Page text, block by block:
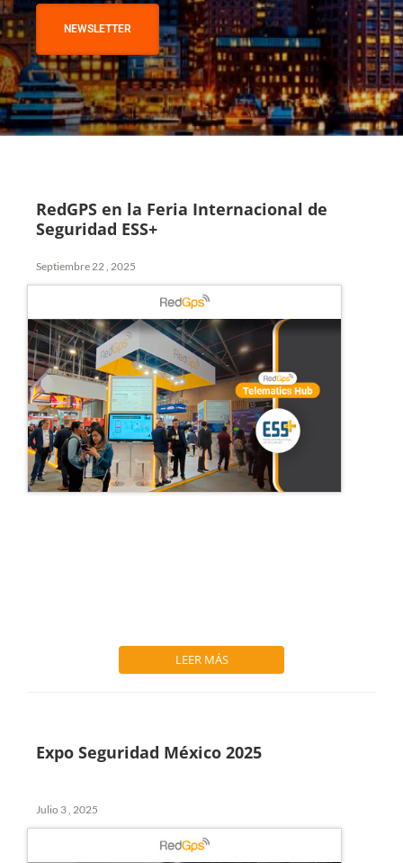
NEWSLETTER
RedGPS en la Feria Internacional de
Seguridad ESS+
Septiembre 22 , 2025
LEER MÁS
Expo Seguridad México 2025
Julio 3 , 2025